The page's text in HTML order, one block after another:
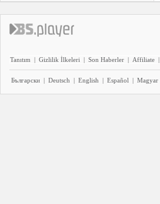
Tanıtım | Gizlilik İlkeleri | Son Haberler | Affiliate |
Български | Deutsch | English | Español | Magyar